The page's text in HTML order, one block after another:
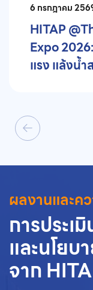
6 กรกฎาคม
HITAP
Expo
แรง แล้งน้ำ
ผลงานและค
การประเ
และนโย
จาก